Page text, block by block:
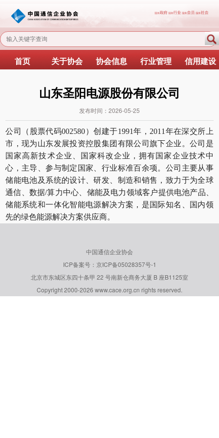
首页 关于协会 协会信息 行业管理 信用建设
山东圣阳电源股份有限公司
发布时间：2026-05-25
公司（股票代码002580）创建于1991年，2011年在深交所上
市，现为山东发展投资控股集团有限公司旗下企业。公司是
国家高新技术企业、国家科改企业，拥有国家企业技术中
心，主导、参与制定国家、行业标准百余项。公司主要从事
储能电池及系统的设计、研发、制造和销售，致力于为全球
通信、数据/算力中心、储能及电力领域客户提供电池产品、
储能系统和一体化智能电源解决方案，是国际知名、国内领
先的绿色能源解决方案供应商。
中国通信企业协会
ICP备案号：京ICP备05028357号-1
北京市东城区东四十条甲 22 号南新仓商务大厦 B 座B1125室
Copyright 2000-2026 www.cace.org.cn rights reserved.